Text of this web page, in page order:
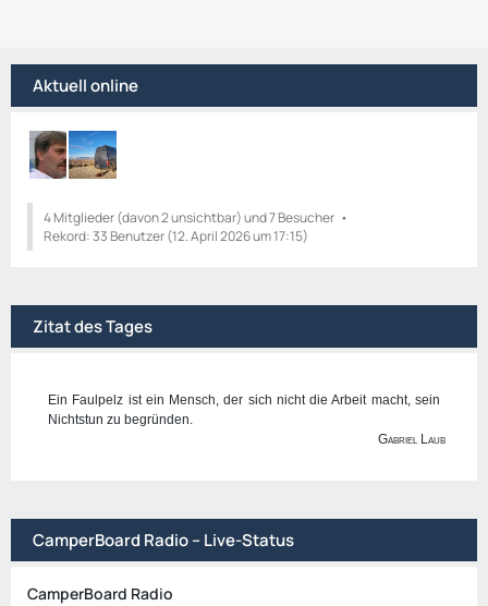
r
ä
g
e
e
B
e
i
t
r
g
e
Aktuell online
4 Mitglieder (davon 2 unsichtbar) und 7 Besucher
Rekord: 33 Benutzer (12. April 2026 um 17:15)
Zitat des Tages
Ein Faulpelz ist ein Mensch, der sich nicht die Arbeit macht, sein
Nichtstun zu begründen.
Gabriel Laub
CamperBoard Radio – Live-Status
CamperBoard Radio